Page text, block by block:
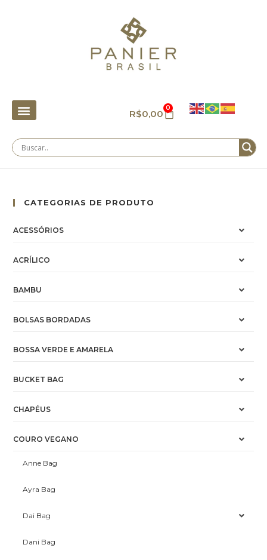
R$0,00 0
CATEGORIAS DE PRODUTO
ACESSÓRIOS
ACRÍLICO
BAMBU
BOLSAS BORDADAS
BOSSA VERDE E AMARELA
BUCKET BAG
CHAPÉUS
COURO VEGANO
Anne Bag
Ayra Bag
Dai Bag
Dani Bag